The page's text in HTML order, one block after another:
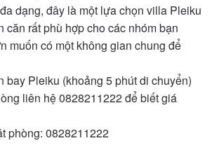
dạng, đây là một lựa chọn villa Pleiku
căn rất phù hợp cho các nhóm bạn
muốn có một không gian chung để
bay Pleiku (khoảng 5 phút di chuyển)
liên hệ 0828211222 để biết giá
phòng: 0828211222